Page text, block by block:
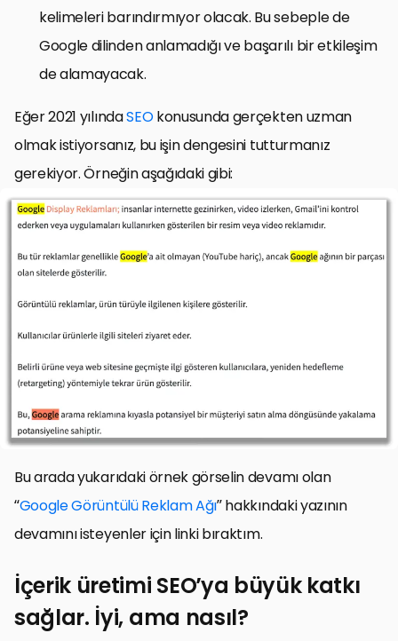
kelimeleri barındırmıyor olacak. Bu sebeple de
Google dilinden anlamadığı ve başarılı bir etkileşim
de alamayacak.
Eğer 2021 yılındaSEOkonusunda gerçekten uzman
olmak istiyorsanız, bu işin dengesini tutturmanız
gerekiyor. Örneğin aşağıdaki gibi:
Bu arada yukarıdaki örnek görselin devamı olan
“Google Görüntülü Reklam Ağı” hakkındaki yazının
devamını isteyenler için linki bıraktım.
İçerik üretimi SEO’ya büyük katkı
sağlar. İyi, ama nasıl?